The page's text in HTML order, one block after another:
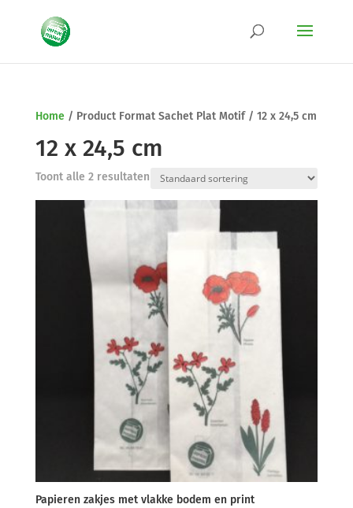
Home/ Product Format Sachet Plat Motif/ 12 x 24,5 cm
12 x 24,5 cm
Toont alle 2 resultaten
Papieren zakjes met vlakke bodem en print